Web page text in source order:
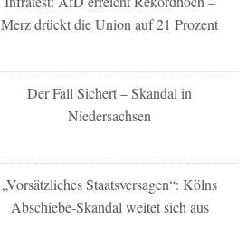
Merz drückt die Union auf 21 Prozent
Der Fall Sichert – Skandal in
Niedersachsen
„Vorsätzliches Staatsversagen“: Kölns
Abschiebe-Skandal weitet sich aus